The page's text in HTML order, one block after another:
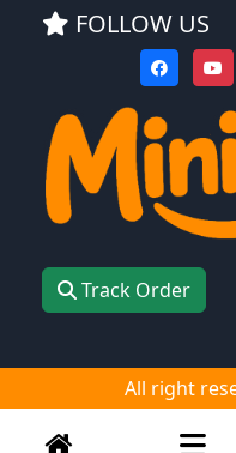
FOLLOW US
Track Order
All right